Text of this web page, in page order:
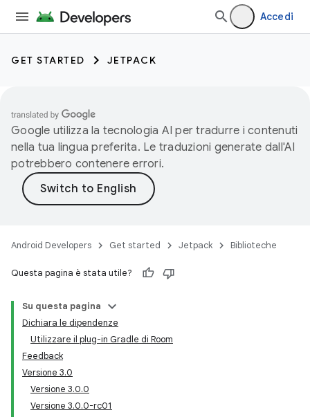
Accedi
GET STARTED JETPACK
Google utilizza la tecnologia AI per tradurre i contenuti
nella tua lingua preferita. Le traduzioni generate dall'AI
potrebbero contenere errori.
Android Developers Get started Jetpack Biblioteche
Questa pagina è stata utile?
Su questa pagina
Dichiara le dipendenze
Utilizzare il plug-in Gradle di Room
Feedback
Versione 3.0
Versione 3.0.0
Versione 3.0.0-rc01